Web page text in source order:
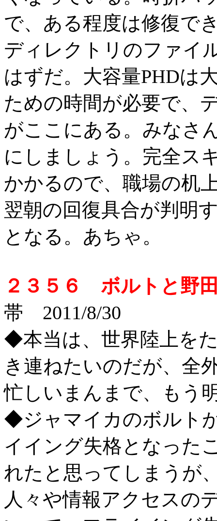
で、ある程度は修復で
ディレクトリのファイ
はずだ。大容量PHDは
ための時間が必要で、
がここにある。みなさ
にしましょう。完全ス
かかるので、職場の机
翌朝の回復具合が判明
となる。あちゃ。
２３５６ ボルトと
帯 2011/8/30
◆本当は、世界陸上を
き連ねたいのだが、全
忙しいまんまで、もう
◆ジャマイカのボルト
イイング失格となった
れたと思ってしまうが
人々や情報アクセスの